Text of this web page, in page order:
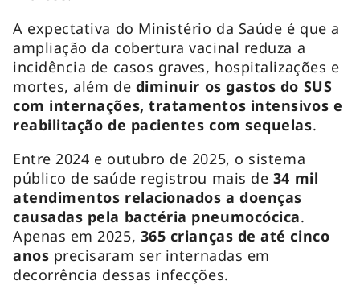
A expectativa do Ministério da Saúde é que a
ampliação da cobertura vacinal reduza a
incidência de casos graves, hospitalizações e
mortes, além de diminuir os gastos do SUS
com internações, tratamentos intensivos e
reabilitação de pacientes com sequelas.
Entre 2024 e outubro de 2025, o sistema
público de saúde registrou mais de 34 mil
atendimentos relacionados a doenças
causadas pela bactéria pneumocócica.
Apenas em 2025, 365 crianças de até cinco
anos precisaram ser internadas em
decorrência dessas infecções.